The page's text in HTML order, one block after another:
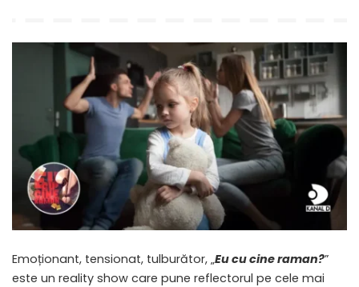
Emoționant, tensionat, tulburător, „Eu cu cine raman?”
este un reality show care pune reflectorul pe cele mai